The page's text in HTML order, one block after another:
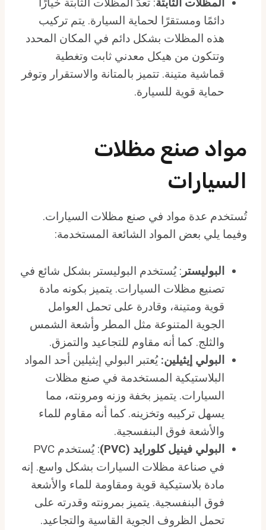
دائمًا ومستقرًا لحماية السيارة. يتم تركيب
هذه المظلات بشكل دائم في المكان المحدد
وتتكون من هيكل معدني ثابت وتغطية
قماشية متينة. تتميز بالمتانة والاستقرار وتوفر
حماية قوية للسيارة.
مواد صنع مظلات
السيارات
تُستخدم عدة مواد في صنع مظلات السيارات.
وفيما يلي بعض المواد الشائعة المستخدمة:
البوليستر : يُستخدم البوليستر بشكل شائع في
تصنيع مظلات السيارات. يتميز بكونه مادة
قوية ومتينة، وقادرة على تحمل العوامل
الجوية المتنوعة مثل المطر وأشعة الشمس
والثلج. كما أنه مقاوم للتجاعيد والتمزق.
البولي إيثيلين: يُعتبر البولي إيثيلين أحد المواد
البلاستيكية المستخدمة في صنع مظلات
السيارات. يتميز بخفة وزنه ومرونته، مما
يسهل تركيبه وتخزينه. كما أنه مقاوم للماء
والأشعة فوق البنفسجية.
البولي فينيل كلورايد (PVC)
: يُستخدم PVC
في صناعة مظلات السيارات بشكل واسع. إنه
مادة بلاستيكية قوية ومقاومة للماء والأشعة
فوق البنفسجية. يتميز بمرونته وقدرته على
تحمل الظروف الجوية القاسية والتجاعيد.